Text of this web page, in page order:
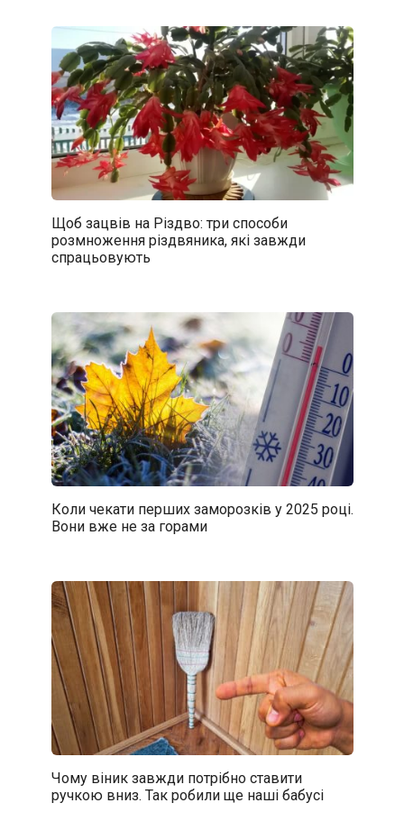
Щоб зацвів на Різдво: три способи
розмноження різдвяника, які завжди
спрацьовують
Коли чекати перших заморозків у 2025 році.
Вони вже не за горами
Чому віник завжди потрібно ставити
ручкою вниз. Так робили ще наші бабусі